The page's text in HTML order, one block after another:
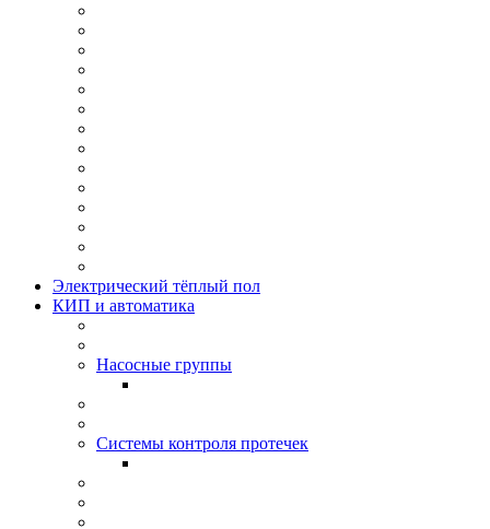
Электрический тёплый пол
КИП и автоматика
Насосные группы
Системы контроля протeчек